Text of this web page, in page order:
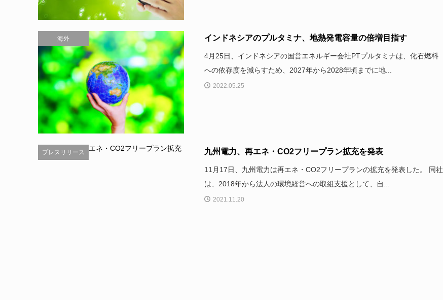
海外 インドネシアのプルタミナ、地熱発電容量の倍増目指す
4月25日、インドネシアの国営エネルギー会社PTプルタミナは、化石燃料
への依存度を減らすため、2027年から2028年頃までに地...
2022.05.25
プレスリリース 九州電力、再エネ・CO2フリープラン拡充を発表
11月17日、九州電力は再エネ・CO2フリープランの拡充を発表した。 同社
は、2018年から法人の環境経営への取組支援として、自...
2021.11.20